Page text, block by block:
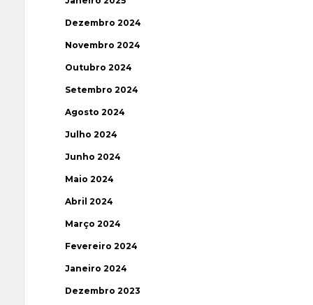
Dezembro 2024
Novembro 2024
Outubro 2024
Setembro 2024
Agosto 2024
Julho 2024
Junho 2024
Maio 2024
Abril 2024
Março 2024
Fevereiro 2024
Janeiro 2024
Dezembro 2023